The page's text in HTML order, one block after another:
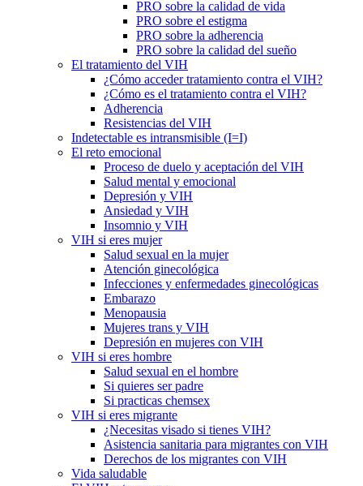
PRO sobre la calidad de vida
PRO sobre el estigma
PRO sobre la adherencia
PRO sobre la calidad del sueño
El tratamiento del VIH
¿Cómo acceder tratamiento contra el VIH?
¿Cómo es el tratamiento contra el VIH?
Adherencia
Resistencias del VIH
Indetectable es intransmisible (I=I)
El reto emocional
Proceso de duelo y aceptación del VIH
Salud mental y emocional
Depresión y VIH
Ansiedad y VIH
Insomnio y VIH
VIH si eres mujer
Salud sexual en la mujer
Atención ginecológica
Infecciones y enfermedades ginecológicas
Embarazo
Menopausia
Mujeres trans y VIH
Depresión en mujeres con VIH
VIH si eres hombre
Salud sexual en el hombre
Si quieres ser padre
Si practicas chemsex
VIH si eres migrante
¿Necesitas visado si tienes VIH?
Asistencia sanitaria para migrantes con VIH
Derechos de los migrantes con VIH
Vida saludable